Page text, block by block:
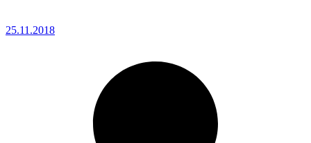
25.11.2018